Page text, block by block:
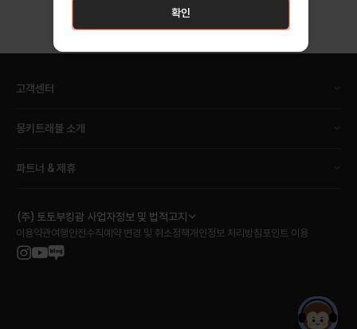
이용약관여행안전수칙 예약 변경 및 취소정책 개인정보 처리방침포인트 이용
고객센터
몽키트래블 소개
파트너 & 제휴
(주) 토토부킹괌 사업자정보 및 법적고지
확인
확인